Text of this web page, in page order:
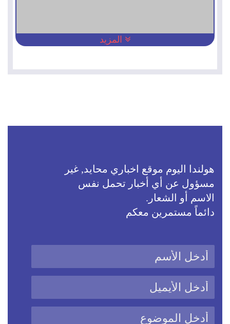
المزيد
هولندا اليوم موقع اخباري محايد, غير
مسؤول عن أي أخبار تحمل نفس
الاسم أو الشعار.
دائماً مستمرين معكم